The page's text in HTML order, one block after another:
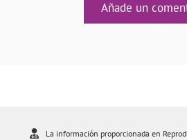
Añade un
La información proporcionada en